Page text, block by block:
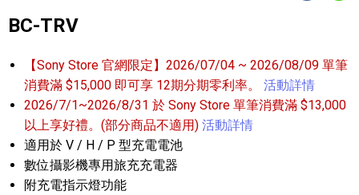
BC-TRV
【Sony Store 官網限定】2026/07/04 ~ 2026/08/09 單筆
消費滿 $15,000 即可享 12期分期零利率。
活動詳情
2026/7/1~2026/8/31 於 Sony Store 單筆消費滿 $13,000
以上享好禮。(部分商品不適用) 活動詳情
適用於 V / H / P 型充電電池
數位攝影機專用旅充充電器
附充電指示燈功能